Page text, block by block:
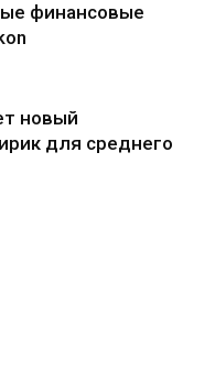
финансовые
новый
для среднего